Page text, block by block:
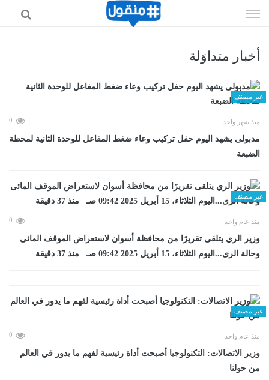
الى
أخبار متداوَلة
غير مصنف
منذ شهر واحد 0
مدبولى يشهد اليوم حفل تركيب وعاء ضغط المفاعل للوحدة الثانية لمحطة
الضبعة
غير مصنف
منذ عام واحد 0
وزير الري يتلقى تقريرًا من محافظة أسوان لاستعراض الموقف المائى
وحالة الرى...اليوم الثلاثاء، 15 أبريل 2025 09:42 صـ منذ 37 دقيقة
غير مصنف
منذ عام واحد 0
وزير الاتصالات: التكنولوجيا أصبحت أداة رئيسية لفهم ما يدور في العالم
من حولنا